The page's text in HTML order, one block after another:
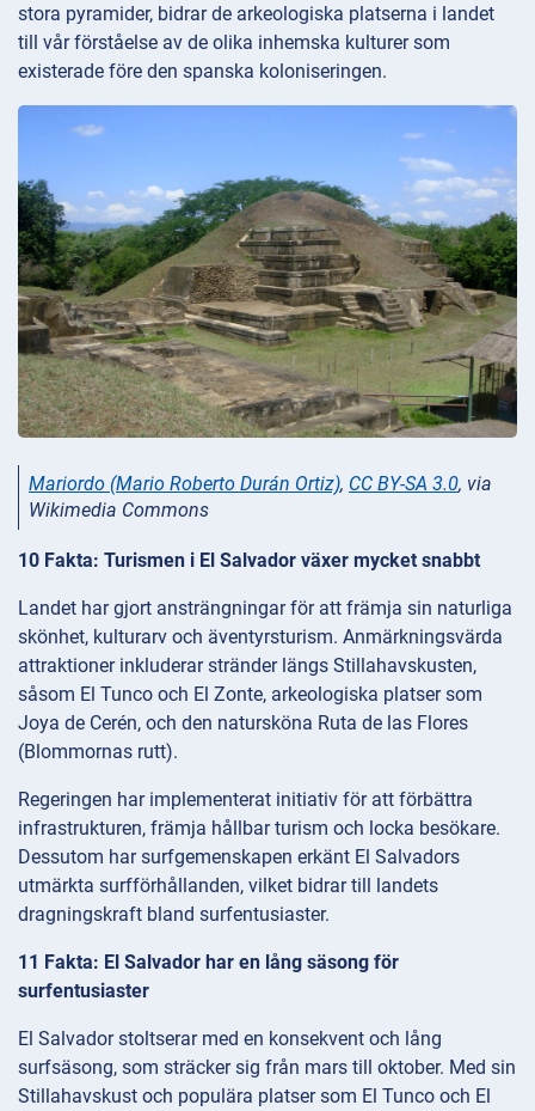
stora pyramider, bidrar de arkeologiska platserna i landet
till vår förståelse av de olika inhemska kulturer som
existerade före den spanska koloniseringen.
Mariordo (Mario Roberto Durán Ortiz), CC BY-SA 3.0, via
Wikimedia Commons
10 Fakta: Turismen i El Salvador växer mycket snabbt
Landet har gjort ansträngningar för att främja sin naturliga
skönhet, kulturarv och äventyrsturism. Anmärkningsvärda
attraktioner inkluderar stränder längs Stillahavskusten,
såsom El Tunco och El Zonte, arkeologiska platser som
Joya de Cerén, och den natursköna Ruta de las Flores
(Blommornas rutt).
Regeringen har implementerat initiativ för att förbättra
infrastrukturen, främja hållbar turism och locka besökare.
Dessutom har surfgemenskapen erkänt El Salvadors
utmärkta surfförhållanden, vilket bidrar till landets
dragningskraft bland surfentusiaster.
11 Fakta: El Salvador har en lång säsong för
surfentusiaster
El Salvador stoltserar med en konsekvent och lång
surfsäsong, som sträcker sig från mars till oktober. Med sin
Stillahavskust och populära platser som El Tunco och El